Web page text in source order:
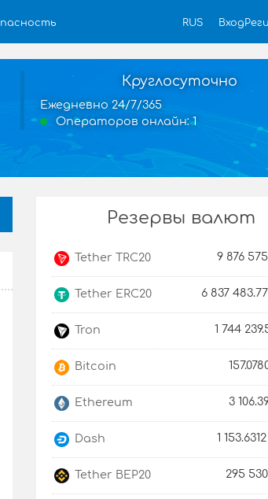
RUS Вход
Круглосуточно
Ежедневно 24/7/365
Операторов онлайн: 1
Резервы валют
Tether TRC20 9 876
Tether ERC20 6 837
Tron 1 744
Bitcoin
Ethereum 3
Dash 1
Tether BEP20 295